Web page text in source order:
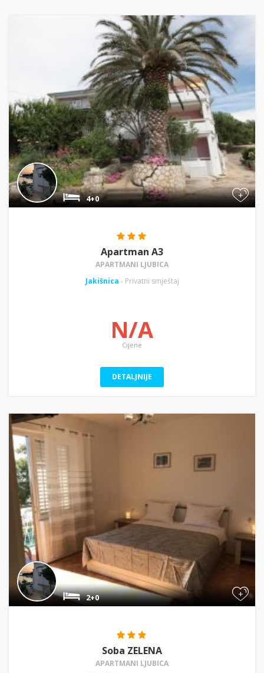
+
4+0
Apartman A3
APARTMANI LJUBICA
Jakišnica - Privatni smještaj
N/A
Cijene
DETALJNIJE
+
2+0
Soba ZELENA
APARTMANI LJUBICA